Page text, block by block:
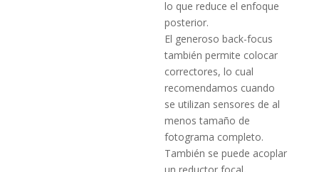
lo que reduce el enfoque
posterior.
El generoso back-focus
también permite colocar
correctores, lo cual
recomendamos cuando
se utilizan sensores de al
menos tamaño de
fotograma completo.
También se puede acoplar